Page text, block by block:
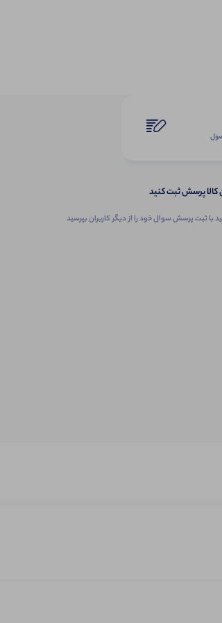
کالا پرسش ثبت کنید
با ثبت پرسش سوال خود را از دیگر کاربران بپرسید